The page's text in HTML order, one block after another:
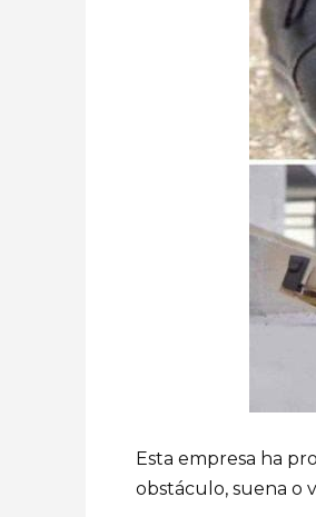
Esta empresa ha
obstáculo, suena o